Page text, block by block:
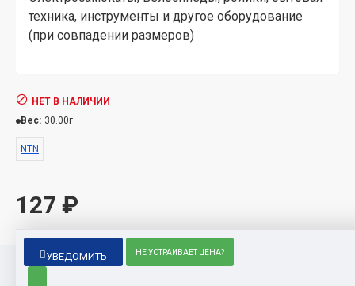
техника, инструменты и другое оборудование
(при совпадении размеров)
127 ₽
НЕТ В НАЛИЧИИ
Вес: 30.00г
NTN
УВЕДОМИТЬ НЕ УСТРАИВАЕТ ЦЕНА?